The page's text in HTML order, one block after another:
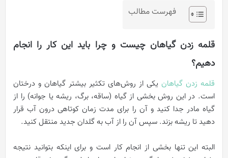
فهرست مطالب
قلمه زدن گیاهان چیست و چرا باید این کار را انجام
دهیم؟
قلمه زدن گیاهان یکی از روش‌های تکثیر بیشتر گیاهان و درختان
است. در این روش بخشی از گیاه (ساقه، برگ، ریشه یا جوانه) را از
گیاه مادر جدا کنید و آن را برای مدت زمان کوتاهی درون آب قرار
‌دهید تا ریشه بزند. سپس آن را از آب به گلدان جدید منتقل کنید.
البته این تنها بخشی از انجام کار است و برای اینکه بتوانید نتیجه